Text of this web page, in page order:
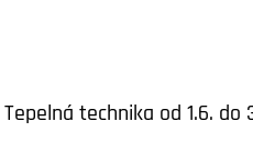
Tepelná technika od 1.6. do